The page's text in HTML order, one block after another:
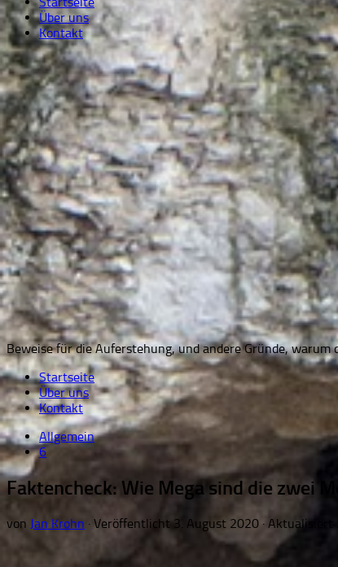
Über uns
Kontakt
Beweise für die Auferstehung, und andere Gründe, warum
Startseite
Über uns
Kontakt
Allgemein
6
Faktencheck: Wie Mega sind die zwei
von Jan Krohn · Veröffentlicht3. August 2020 · Aktualisiert